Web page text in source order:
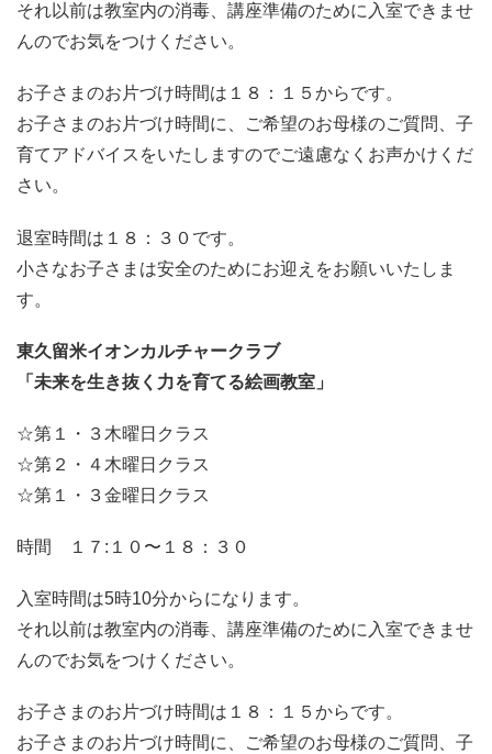
それ以前は教室内の消毒、講座準備のために入室できませ
んのでお気をつけください。
お子さまのお片づけ時間は１８：１５からです。
お子さまのお片づけ時間に、ご希望のお母様のご質問、子
育てアドバイスをいたしますのでご遠慮なくお声かけくだ
さい。
退室時間は１８：３０です。
小さなお子さまは安全のためにお迎えをお願いいたしま
す。
東久留米イオンカルチャークラブ
「未来を生き抜く力を育てる絵画教室」
☆第１・３木曜日クラス
☆第２・４木曜日クラス
☆第１・３金曜日クラス
時間 １７:１０〜１８：３０
入室時間は5時10分からになります。
それ以前は教室内の消毒、講座準備のために入室できませ
んのでお気をつけください。
お子さまのお片づけ時間は１８：１５からです。
お子さまのお片づけ時間に、ご希望のお母様のご質問、子